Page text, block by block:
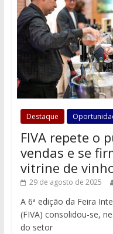
Destaque
FIVA repete o
vendas e se
vitrine de
29 de agosto de 2025
A 6ª edição da Feira
(FIVA) consolidou-se,
do setor